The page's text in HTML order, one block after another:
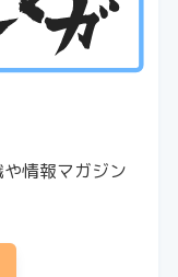
情報マガジン